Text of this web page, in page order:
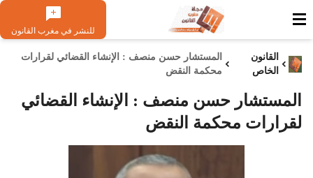
للنشر في مغرب القانون
القانون
الخاص
المستشار حسن منصف : الإنشاء القضائي لقرارات
محكمة النقض
المستشار حسن منصف : الإنشاء القضائي
لقرارات محكمة النقض